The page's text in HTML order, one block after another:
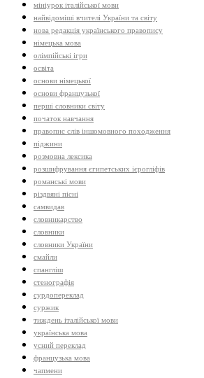
мініурок італійської мови
найвідоміші вчителі України та світу
нова редакція українського правопису
німецька мова
олімпійські ігри
освіта
основи німецької
основи французької
перші словники світу
початок навчання
правопис слів іншомовного походження
піджини
розмовна лексика
розшифрування єгипетських ієрогліфів
романські мови
різдвяні пісні
самвидав
словникарство
словники
словники України
смайли
спангліш
стенографія
сурдопереклад
суржик
тиждень італійської мови
українська мова
усний переклад
французька мова
чапмени